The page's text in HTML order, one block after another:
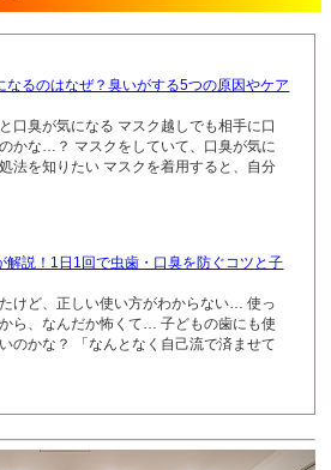
なるのはなぜ？臭いがする5つの原因やケア
口臭が気になる マスク越しでも相手に口
かな…？ マスクをしていて、口臭が気に
法を知りたい マスクを着用すると、自分
解説！1日1回で虫歯・口臭を防ぐコツと子
けど、正しい使い方がわからない… 使っ
ら、なんだか怖くて… 子どもの歯にも使
のかな？ 「なんとなく自己流で済ませて